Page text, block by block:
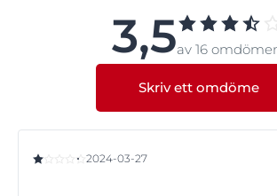
Om du är osäker, läs gärna vår artikel
eller rådfråga
dermatolog.
orsakat av solen).
Med SPF 30 och ett UVA-filter erbjuder
+ Elasticity Day Rosé SPF 30 effektivt
motverkar den rosafärgade formulan
3,5av 16
Skriv ett omdöme
2024-03-27